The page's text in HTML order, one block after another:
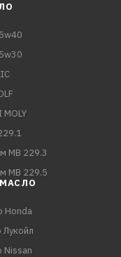
MB 229.3
MB 229.5
Honda
Nissan